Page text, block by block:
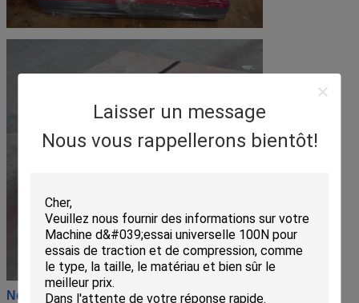
Laisser un message
Nous vous rappellerons bientôt!
Notre atelier: